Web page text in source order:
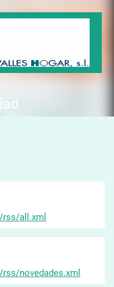
all.xml
novedades.xml